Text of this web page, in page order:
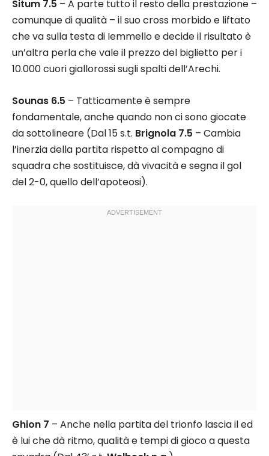
Situm 7.5 – A parte tutto il resto della prestazione –
comunque di qualità – il suo cross morbido e liftato
che va sulla testa di Iemmello e decide il risultato è
un’altra perla che vale il prezzo del biglietto per i
10.000 cuori giallorossi sugli spalti dell’Arechi.
Sounas 6.5 – Tatticamente è sempre
fondamentale, anche quando non ci sono giocate
da sottolineare (Dal 15 s.t. Brignola 7.5 – Cambia
l’inerzia della partita rispetto al compagno di
squadra che sostituisce, dà vivacità e segna il gol
del 2-0, quello dell’apoteosi).
Ghion 7 – Anche nella partita del trionfo lascia il ed
è lui che dà ritmo, qualità e tempi di gioco a questa